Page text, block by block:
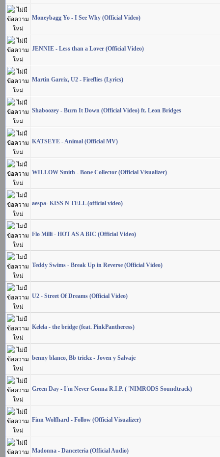
Moneybagg Yo - I See Why (Official Video)
JENNIE - Less than a Lover (Official Video)
Martin Garrix, U2 - Fireflies (Lyrics)
Shaboozey - Burn It Down (Official Video) ft. Leon Bridges
KATSEYE - Animal (Official MV)
WILLOW Smith - Bone Collector (Official Visualizer)
aespa- KISS N TELL (official video)
Flo Milli - HOT AS A BIC (Official Video)
Teddy Swims - Break Up in Reverse (Official Video)
U2 - Street Of Dreams (Official Video)
Kelela - the bridge (feat. PinkPantheress)
benny blanco, Bb trickz - Joven y Salvaje
Green Day - I'm Never Gonna R.I.P. ( 'NIMRODS Soundtrack)
Finn Wolfhard - Follow (Official Visualizer)
Madonna - Danceteria (Official Audio)